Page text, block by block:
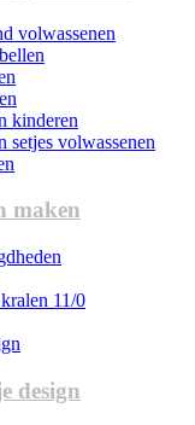
volwassenen
kinderen
setjes volwassenen
maken
11/0
design